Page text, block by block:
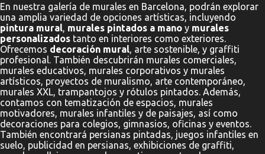
En nuestra galería de murales en Barcelona, podrán explorar
una amplia variedad de opciones artísticas, incluyendo
pintura mural murales pintados a mano y murales
personalizados tanto en interiores como exteriores.
Ofrecemos decoración mural , arte sostenible, y graffiti
profesional. También descubrirán murales comerciales,
murales educativos, murales corporativos y murales
artísticos, proyectos de muralismo, arte contemporáneo,
murales XXL, trampantojos y rótulos pintados. Además,
contamos con tematización de espacios, murales
motivadores, murales infantiles y de paisajes, así como
decoraciones para colegios, gimnasios, oficinas y eventos.
También encontrará persianas pintadas, juegos infantiles en
suelo, publicidad en persianas, exhibiciones de graffiti,